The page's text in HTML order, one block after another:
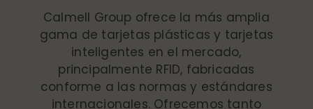
Calmell Group ofrece la más amplia
gama de tarjetas plásticas y tarjetas
inteligentes en el mercado,
principalmente RFID, fabricadas
conforme a las normas y estándares
internacionales. Ofrecemos tanto